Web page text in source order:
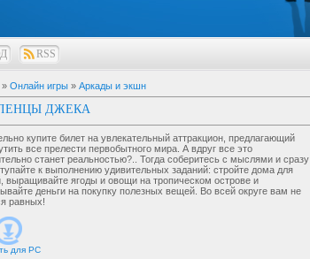
RSS
» Онлайн игры » Аркады и экшн
ДЖЕКА
купите билет на увлекательный аттракцион, предлагающий
все прелести первобытного мира. А вдруг все это
станет реальностью?.. Тогда соберитесь с мыслями и сразу
к выполнению удивительных заданий: стройте дома для
выращивайте ягоды и овощи на тропическом острове и
деньги на покупку полезных вещей. Во всей округе вам не
равных!
для PC